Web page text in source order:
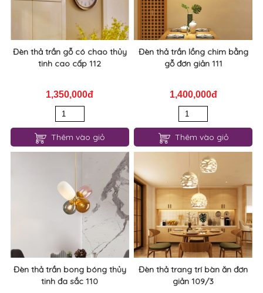
Đèn thả trần gỗ có chao thủy
tinh cao cấp 112
1,350,000đ
Thêm vào giỏ
Đèn thả trần lồng chim bằng
gỗ đơn giản 111
1,400,000đ
Thêm vào giỏ
Đèn thả trần bong bóng thủy
tinh đa sắc 110
Đèn thả trang trí bàn ăn đơn
giản 109/3